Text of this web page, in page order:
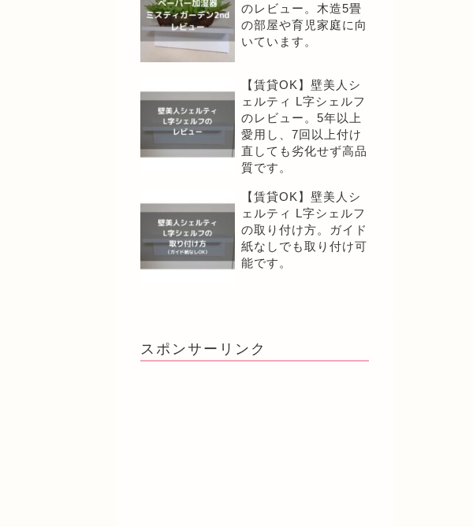
のレビュー。木造5畳
の部屋や育児家庭に向
いています。
【賃貸OK】壁美人シ
ェルティ L字シェルフ
のレビュー。5年以上
愛用し、7回以上付け
直しても劣化せず高品
質です。
【賃貸OK】壁美人シ
ェルティ L字シェルフ
の取り付け方。ガイド
紙なしでも取り付け可
能です。
スポンサーリンク